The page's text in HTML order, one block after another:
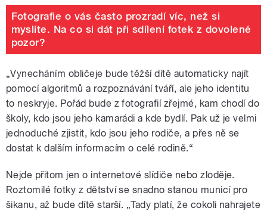
Fotografie o vás často prozradí víc, než si
myslíte. Na co si dát při sdílení fotek z dovolené
pozor?
„Vynecháním obličeje bude těžší dítě automaticky najít
pomocí algoritmů a rozpoznávání tváří, ale jeho identitu
to neskryje. Pořád bude z fotografií zřejmé, kam chodí do
školy, kdo jsou jeho kamarádi a kde bydlí. Pak už je velmi
jednoduché zjistit, kdo jsou jeho rodiče, a přes ně se
dostat k dalším informacím o celé rodině.“
Nejde přitom jen o internetové slídiče nebo zloděje.
Roztomilé fotky z dětství se snadno stanou municí pro
šikanu, až bude dítě starší. „Tady platí, že cokoli nahrajete